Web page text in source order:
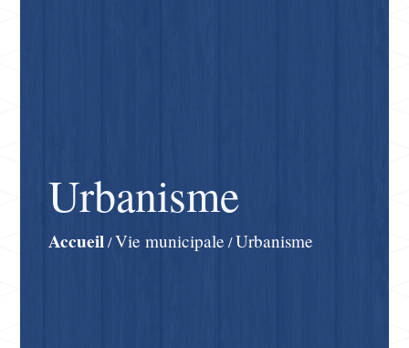
Urbanisme
Accueil/Vie municipale /Urbanisme